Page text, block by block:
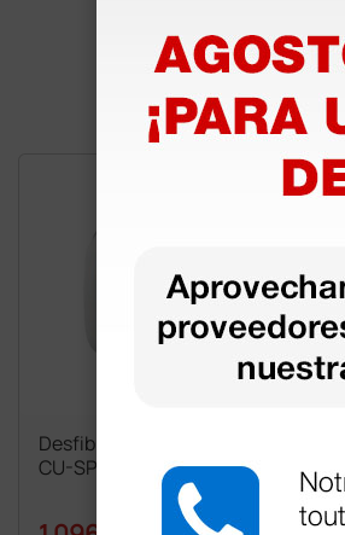
Desfibrilador automático
CU-SP1